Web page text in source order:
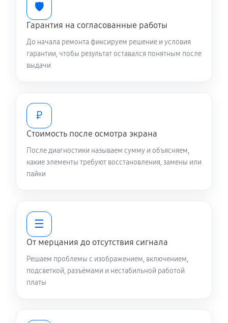
🛡️
Гарантия на согласованные работы
До начала ремонта фиксируем решение и условия
гарантии, чтобы результат оставался понятным после
выдачи
₽
Стоимость после осмотра экрана
После диагностики называем сумму и объясняем,
какие элементы требуют восстановления, замены или
пайки
☰
От мерцания до отсутствия сигнала
Решаем проблемы с изображением, включением,
подсветкой, разъёмами и нестабильной работой
платы